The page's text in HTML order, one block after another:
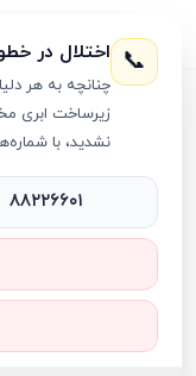
گوشی موبایل شیائومی ›
۰ تومان
📞 اختلال در
چنانچه به هر
زیرساخت ابری
نشدید، با
۸۸۲۲۶۶۰۱